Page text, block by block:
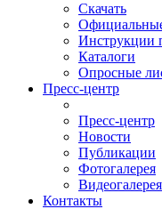
Скачать
Инструкции
Каталоги
Опросные
Пресс-центр
Пресс-центр
Новости
Публикации
Фотогалерея
Видеогалерея
Контакты